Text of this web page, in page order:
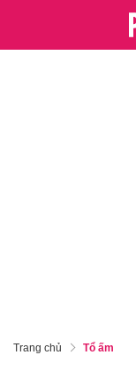
Trang chủ Tổ ấm